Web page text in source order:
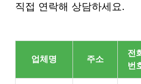
직접 연락해 상담하세요.
업체명 주소
전
번